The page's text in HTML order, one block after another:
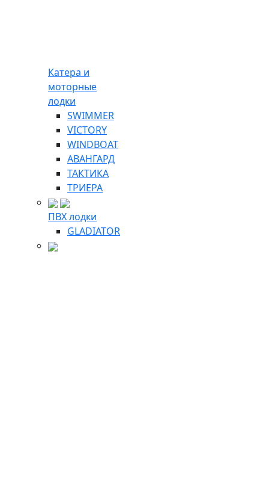
Катера и
моторные
лодки
SWIMMER
VICTORY
WINDBOAT
АВАНГАРД
ТАКТИКА
ТРИЕРА
ПВХ лодки
GLADIATOR